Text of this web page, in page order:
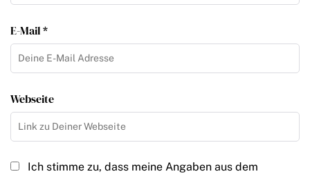
E-Mail *
Webseite
Ich stimme zu, dass meine Angaben aus dem